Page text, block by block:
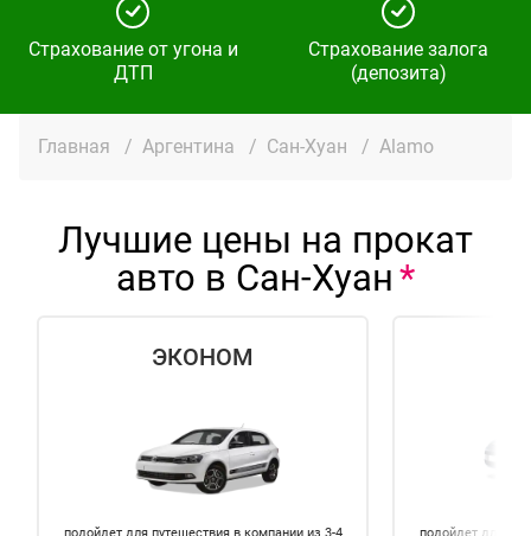
Страхование от угона и
ДТП
Страхование залога
(депозита)
Главная / Аргентина / Сан-Хуан / Alamo
Лучшие цены на прокат
авто в Сан-Хуан
ЭКОНОМ